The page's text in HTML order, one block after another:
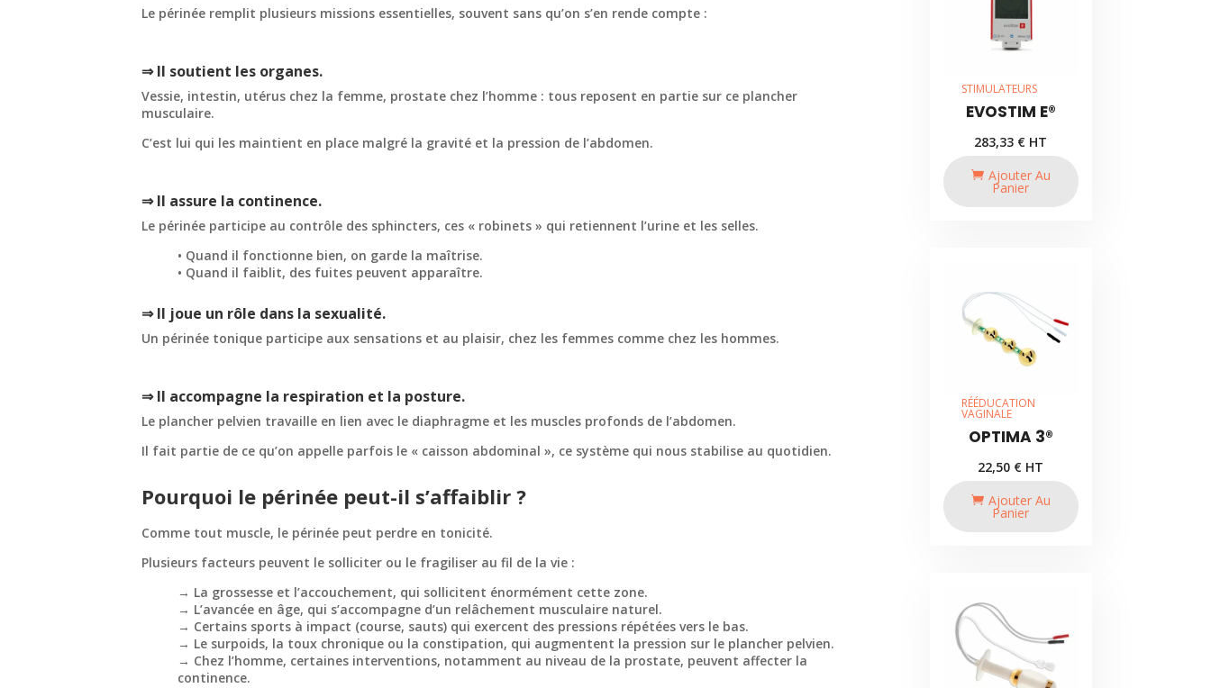
Le périnée remplit plusieurs missions essentielles, souvent sans qu’on s’en rende compte :
⇒ Il soutient les organes.
Vessie, intestin, utérus chez la femme, prostate chez l’homme : tous reposent en partie sur ce plancher
musculaire.
C’est lui qui les maintient en place malgré la gravité et la pression de l’abdomen.
⇒ Il assure la continence.
Le périnée participe au contrôle des sphincters, ces « robinets » qui retiennent l’urine et les selles.
• Quand il fonctionne bien, on garde la maîtrise.
• Quand il faiblit, des fuites peuvent apparaître.
⇒ Il joue un rôle dans la sexualité.
Un périnée tonique participe aux sensations et au plaisir, chez les femmes comme chez les hommes.
⇒ Il accompagne la respiration et la posture.
Le plancher pelvien travaille en lien avec le diaphragme et les muscles profonds de l’abdomen.
Il fait partie de ce qu’on appelle parfois le « caisson abdominal », ce système qui nous stabilise au quotidien.
Pourquoi le périnée peut-il s’affaiblir ?
Comme tout muscle, le périnée peut perdre en tonicité.
Plusieurs facteurs peuvent le solliciter ou le fragiliser au fil de la vie :
→ La grossesse et l’accouchement, qui sollicitent énormément cette zone.
→ L’avancée en âge, qui s’accompagne d’un relâchement musculaire naturel.
→ Certains sports à impact (course, sauts) qui exercent des pressions répétées vers le bas.
→ Le surpoids, la toux chronique ou la constipation, qui augmentent la pression sur le plancher pelvien.
→ Chez l’homme, certaines interventions, notamment au niveau de la prostate, peuvent affecter la
continence.
STIMULATEURS
EVOSTIM E®
283,33 € HT
Ajouter Au
Panier
RÉÉDUCATION
VAGINALE
OPTIMA 3®
22,50 € HT
Ajouter Au
Panier